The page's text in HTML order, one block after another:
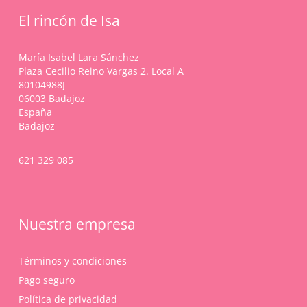
producto
en
de
producto
El rincón de Isa
María Isabel Lara Sánchez
Plaza Cecilio Reino Vargas 2. Local A
80104988J
06003 Badajoz
España
Badajoz
621 329 085
Nuestra empresa
Términos y condiciones
Pago seguro
Política de privacidad